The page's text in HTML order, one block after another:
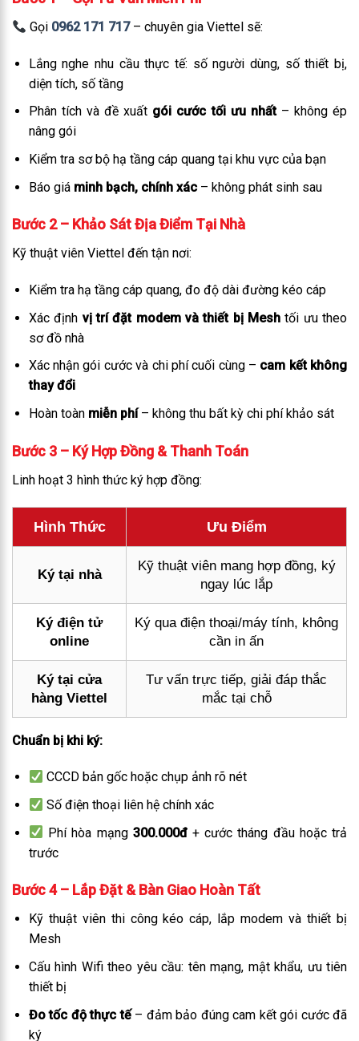
Gọi 0962 171 717– chuyên gia Viettel sẽ:
Lắng nghe nhu cầu thực tế: số người dùng, số thiết bị,
diện tích, số tầng
Phân tích và đề xuất gói cước tối ưu nhất– không ép
nâng gói
Kiểm tra sơ bộ hạ tầng cáp quang tại khu vực của bạn
Báo giá minh bạch, chính xác– không phát sinh sau
Bước 2 – Khảo Sát Địa Điểm Tại Nhà
Kỹ thuật viên Viettel đến tận nơi:
Kiểm tra hạ tầng cáp quang, đo độ dài đường kéo cáp
Xác định vị trí đặt modem và thiết bị Meshtối ưu theo
sơ đồ nhà
Xác nhận gói cước và chi phí cuối cùng – cam kết không
thay đổi
Hoàn toàn miễn phí– không thu bất kỳ chi phí khảo sát
Bước 3 – Ký Hợp Đồng & Thanh Toán
Linh hoạt 3 hình thức ký hợp đồng:
Hình Thức Ưu Điểm
Ký tại nhà
Kỹ thuật viên mang hợp đồng, ký
ngay lúc lắp
Ký điện tử
online
Ký qua điện thoại/máy tính, không
cần in ấn
Ký tại cửa
hàng Viettel
Tư vấn trực tiếp, giải đáp thắc
mắc tại chỗ
Chuẩn bị khi ký:
CCCD bản gốc hoặc chụp ảnh rõ nét
Số điện thoại liên hệ chính xác
Phí hòa mạng 300.000đ+ cước tháng đầu hoặc trả
trước
Bước 4 – Lắp Đặt & Bàn Giao Hoàn Tất
Kỹ thuật viên thi công kéo cáp, lắp modem và thiết bị
Mesh
Cấu hình Wifi theo yêu cầu: tên mạng, mật khẩu, ưu tiên
thiết bị
Đo tốc độ thực tế– đảm bảo đúng cam kết gói cước đã
ký